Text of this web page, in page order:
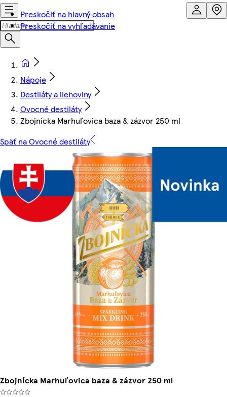
Preskočiť na hlavný obsah
Preskočiť na vyhľadávanie
Nápoje
Destiláty a liehoviny
Ovocné destiláty
Zbojnícka Marhuľovica baza & zázvor 250 ml
Späť na Ovocné destiláty
Zbojnícka Marhuľovica baza & zázvor 250 ml